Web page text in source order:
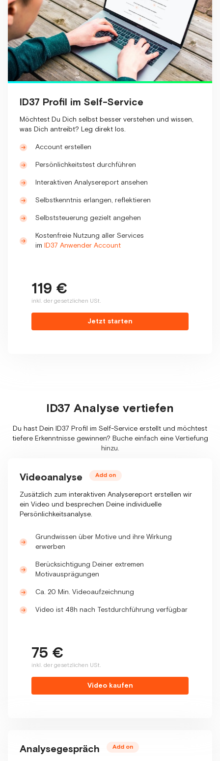
ID37 Profil im Self-Service
Möchtest Du Dich selbst besser verstehen und wissen,
was Dich antreibt? Leg direkt los.
Account erstellen
Persönlichkeitstest durchführen
Interaktiven Analysereport ansehen
Selbstkenntnis erlangen, reflektieren
Selbststeuerung gezielt angehen
Kostenfreie Nutzung aller Services
im ID37 Anwender Account
119 €
inkl. der gesetzlichen USt.
Jetzt starten
ID37 Analyse vertiefen
Du hast Dein ID37 Profil im Self-Service erstellt und möchtest
tiefere Erkenntnisse gewinnen? Buche einfach eine Vertiefung
hinzu.
Videoanalyse Add on
Zusätzlich zum interaktiven Analysereport erstellen wir
ein Video und besprechen Deine individuelle
Persönlichkeitsanalyse.
Grundwissen über Motive und ihre Wirkung
erwerben
Berücksichtigung Deiner extremen
Motivausprägungen
Ca. 20 Min. Videoaufzeichnung
Video ist 48h nach Testdurchführung verfügbar
75 €
inkl. der gesetzlichen USt.
Video kaufen
Analysegespräch Add on